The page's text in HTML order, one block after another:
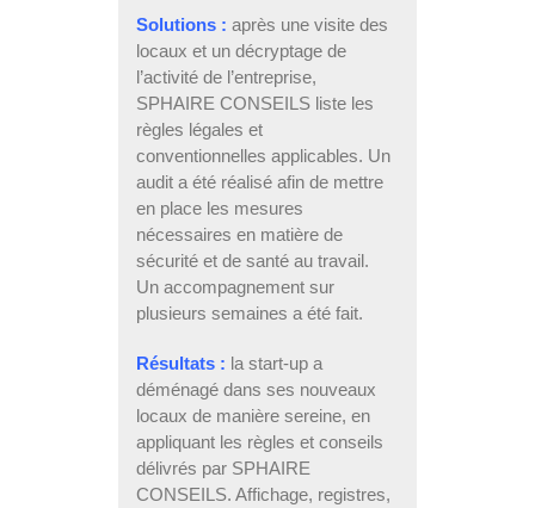
Solutions : après une visite des
locaux et un décryptage de
l’activité de l’entreprise,
SPHAIRE CONSEILS liste les
règles légales et
conventionnelles applicables. Un
audit a été réalisé afin de mettre
en place les mesures
nécessaires en matière de
sécurité et de santé au travail.
Un accompagnement sur
plusieurs semaines a été fait.
Résultats : la start-up a
déménagé dans ses nouveaux
locaux de manière sereine, en
appliquant les règles et conseils
délivrés par SPHAIRE
CONSEILS. Affichage, registres,